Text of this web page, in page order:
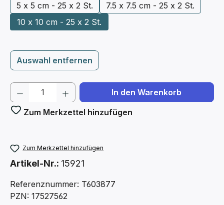
5 x 5 cm - 25 x 2 St.
7.5 x 7.5 cm - 25 x 2 St.
10 x 10 cm - 25 x 2 St.
Auswahl entfernen
Produkt Anzahl: Gib den gewünschten
In den Warenkorb
Zum Merkzettel hinzufügen
Zum Merkzettel hinzufügen
Artikel-Nr.: 15921
Referenznummer: T603877
PZN: 17527562